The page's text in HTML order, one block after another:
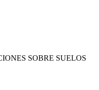
SOBRE SUELOS